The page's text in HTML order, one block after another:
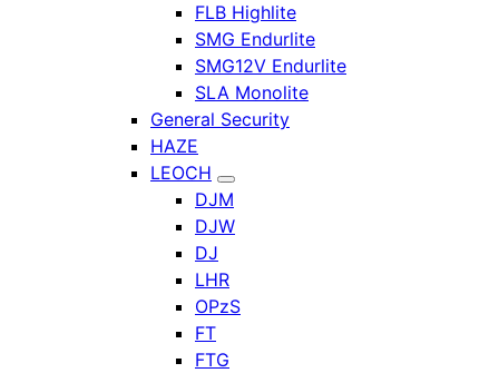
FLB Highlite
SMG Endurlite
SMG12V Endurlite
SLA Monolite
General Security
HAZE
LEOCH
DJM
DJW
DJ
LHR
OPzS
FT
FTG